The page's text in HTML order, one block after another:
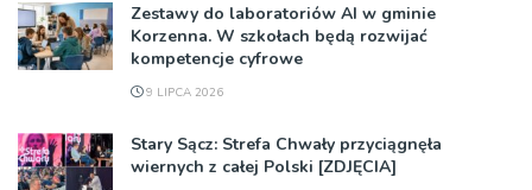
Zestawy do laboratoriów AI w gminie
Korzenna. W szkołach będą rozwijać
kompetencje cyfrowe
9 LIPCA 2026
Stary Sącz: Strefa Chwały przyciągnęła
wiernych z całej Polski [ZDJĘCIA]